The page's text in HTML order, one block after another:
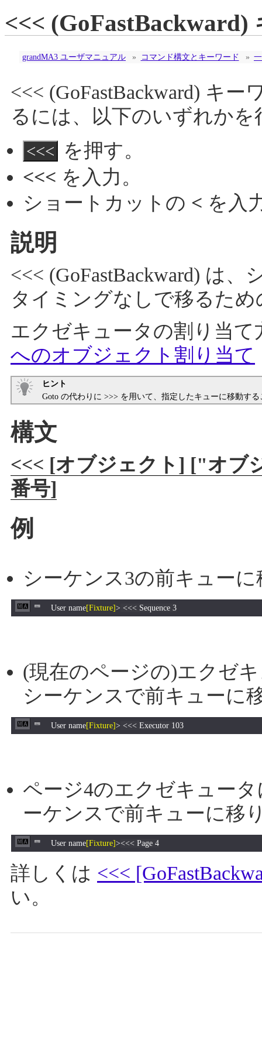
<<< (GoFastBackward)
grandMA3 ユーザマニュアル » コマンド構文とキーワード »
<<< (GoFastBackward) キ
るには、以下のいずれか
<<<
を押す。
<<< を入力。
ショートカットの < を入
説明
<<< (GoFastBackward) は
タイミングなしで移るた
エクゼキュータの割り当
へのオブジェクト割り当て
ヒント
Goto の代わりに >>> を用いて、指定したキューに移動す
構文
<<< [オブジェクト] ["オブ
番号]
例
シーケンス3の前キュー
User name[Fixture]> <<< Sequence 3
(現在のページの)エクゼ
シーケンスで前キューに
User name[Fixture]> <<< Executor 103
ページ4のエクゼキュー
ーケンスで前キューに移
User name[Fixture]><<< Page 4
詳しくは <<<
い。